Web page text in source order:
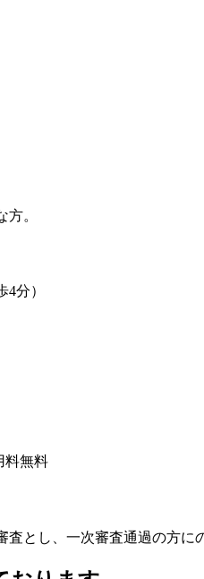
。
分）
料無料
査とし、一次審査通過の方